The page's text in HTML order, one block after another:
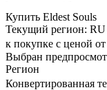
Купить Eldest Souls
Текущий регион: RU
к покупке с ценой
Выбран
Регион
Конвертированная